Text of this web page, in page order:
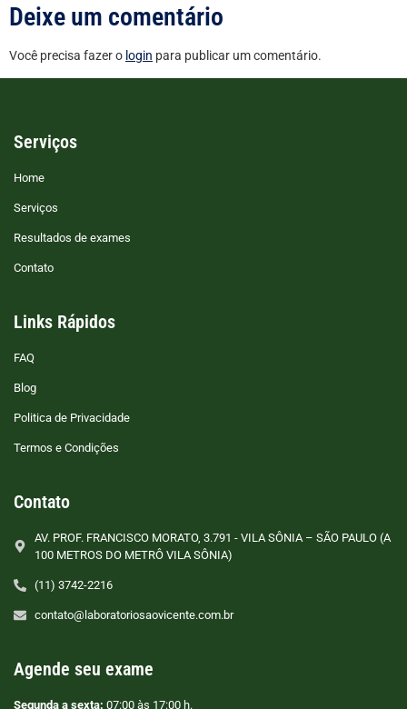
Deixe um comentário
Você precisa fazer o login para publicar um comentário.
Serviços
Home
Serviços
Resultados de exames
Contato
Links Rápidos
FAQ
Blog
Politica de Privacidade
Termos e Condições
Contato
AV. PROF. FRANCISCO MORATO, 3.791 - VILA SÔNIA – SÃO PAULO (A
100 METROS DO METRÔ VILA SÔNIA)
(11) 3742-2216
contato@laboratoriosaovicente.com.br
Agende seu exame
Segunda a sexta: 07:00 às 17:00 h.